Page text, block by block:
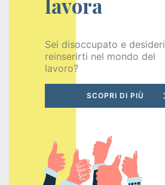
Unimpiego
finanziati
Tuttostage
Persona
lavora
Sei disoccupato e desideri
reinserirti nel mondo del
lavoro?